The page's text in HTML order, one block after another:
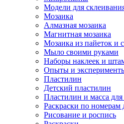
Модели для
Мозаика
Алмазная мозаика
Магнитная мозаика
Мозаика из пайеток и
Мыло своими руками
Наборы наклеек и
Опыты и
Пластилин
Детский пластилин
Пластилин и масса
Раскраски по номерам
Рисование и роспись